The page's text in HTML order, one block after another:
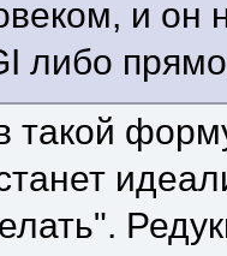
и он
либо
такой